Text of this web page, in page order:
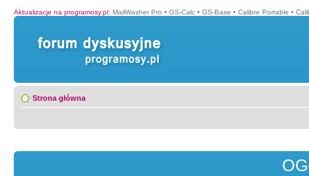
Aktualizacje na programosy.pl: MailWasher Pro • GS-Calc • GS-Base • Calibre Portable •
Strona główna